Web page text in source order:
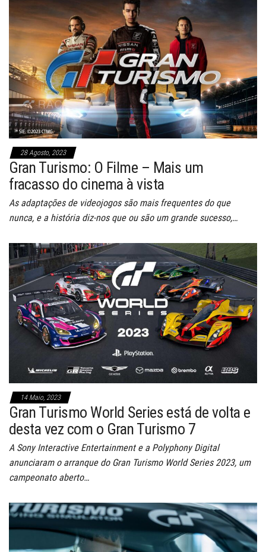
28 Agosto, 2023
Gran Turismo: O Filme – Mais um
fracasso do cinema à vista
As adaptações de videojogos são mais frequentes do que
nunca, e a história diz-nos que ou são um grande sucesso,…
14 Maio, 2023
Gran Turismo World Series está de volta e
desta vez com o Gran Turismo 7
A Sony Interactive Entertainment e a Polyphony Digital
anunciaram o arranque do Gran Turismo World Series 2023, um
campeonato aberto…